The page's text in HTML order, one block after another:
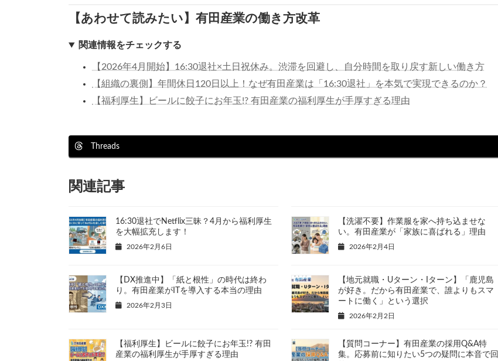
て
だ
【あわせて読みたい】有田産業の働き方改革
関連情報をチェックする
【2026年4月開始】16:30退社×土日祝休み。渋滞を回避し、自分時間を取り戻す新しい働き方
【組織の裏側】年間休日120日以上！なぜ有田産業は「16:30退社」を本気で実現できるのか？
【福利厚生】ビールに餃子にお年玉!? 有田産業の福利厚生が手厚すぎる理由
Threads
関連記事
16:30退社でNetflix三昧？4月から福利厚生
を大幅拡充します！
2026年2月6日
【洗濯不要】作業服を家へ持ち込ませな
い。有田産業が「家族に喜ばれる」理由
2026年2月4日
【DX推進中】「紙と根性」の時代は終わ
り。有田産業がITを導入する本当の理由
2026年2月3日
【地元就職・Uターン・Iターン】「鹿児島
が好き。だから有田産業で、誰よりもスマ
ートに働く」という選択
2026年2月2日
【福利厚生】ビールに餃子にお年玉!? 有田
産業の福利厚生が手厚すぎる理由
【質問コーナー】有田産業の採用Q&A特
集。応募前に知りたい5つの疑問に本音で回